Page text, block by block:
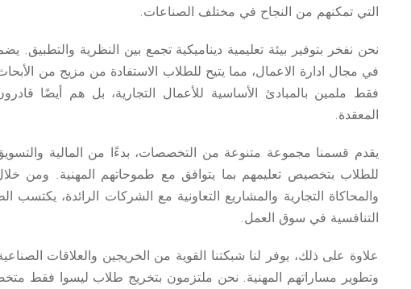
التي تمكنهم من النجاح في مختلف الصناعات.
نحن نفخر بتوفير بيئة تعليمية ديناميكية تجمع بين النظرية والتطبيق.
في مجال ادارة الاعمال، مما يتيح للطلاب الاستفادة من مزيج من
فقط ملمين بالمبادئ الأساسية للأعمال التجارية، بل هم أيضًا
المعقدة.
يقدم قسمنا مجموعة متنوعة من التخصصات، بدءًا من المالية والتسويق
للطلاب بتخصيص تعليمهم بما يتوافق مع طموحاتهم المهنية. ومن
والمحاكاة التجارية والمشاريع التعاونية مع الشركات الرائدة،
التنافسية في سوق العمل.
علاوة على ذلك، يوفر لنا شبكتنا القوية من الخريجين والعلاقات
وتطوير مساراتهم المهنية. نحن ملتزمون بتخريج طلاب ليسوا فقط